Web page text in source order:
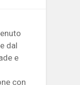
dal
e
con